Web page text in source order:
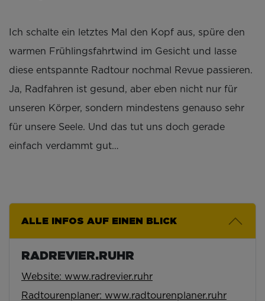
Ich schalte ein letztes Mal den Kopf aus, spüre den
warmen Frühlingsfahrtwind im Gesicht und lasse
diese entspannte Radtour nochmal Revue passieren.
Ja, Radfahren ist gesund, aber eben nicht nur für
unseren Körper, sondern mindestens genauso sehr
für unsere Seele. Und das tut uns doch gerade
einfach verdammt gut…
ALLE INFOS AUF EINEN BLICK
RADREVIER.RUHR
Website: www.radrevier.ruhr
Radtourenplaner: www.radtourenplaner.ruhr